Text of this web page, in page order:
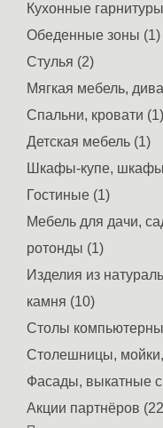
Кухонные
Обеденные зоны (1)
Стулья (2)
Мягкая мебель,
Спальни, кровати (1)
Детская мебель (1)
Шкафы-купе,
Гостиные (1)
Мебель для дачи,
ротонды (1)
Изделия из
камня (10)
Столы
Столешницы,
Фасады, выкатные
Акции партнёров